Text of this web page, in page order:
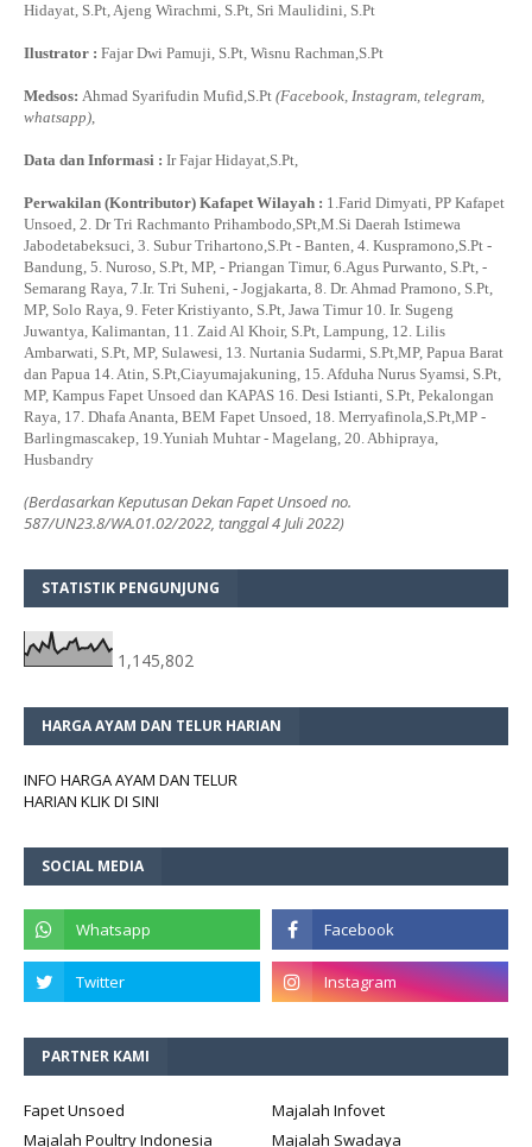
Hidayat, S.Pt, Ajeng Wirachmi, S.Pt, Sri Maulidini, S.Pt
Ilustrator : Fajar Dwi Pamuji, S.Pt, Wisnu Rachman,S.Pt
Medsos: Ahmad Syarifudin Mufid,S.Pt (Facebook, Instagram, telegram,
whatsapp),
Data dan Informasi : Ir Fajar Hidayat,S.Pt,
Perwakilan (Kontributor) Kafapet Wilayah : 1.Farid Dimyati, PP Kafapet
Unsoed, 2. Dr Tri Rachmanto Prihambodo,SPt,M.Si Daerah Istimewa
Jabodetabeksuci, 3. Subur Trihartono,S.Pt - Banten, 4. Kuspramono,S.Pt -
Bandung, 5. Nuroso, S.Pt, MP, - Priangan Timur, 6.Agus Purwanto, S.Pt, -
Semarang Raya, 7.Ir. Tri Suheni, - Jogjakarta, 8. Dr. Ahmad Pramono, S.Pt,
MP, Solo Raya, 9. Feter Kristiyanto, S.Pt, Jawa Timur 10. Ir. Sugeng
Juwantya, Kalimantan, 11. Zaid Al Khoir, S.Pt, Lampung, 12. Lilis
Ambarwati, S.Pt, MP, Sulawesi, 13. Nurtania Sudarmi, S.Pt,MP, Papua Barat
dan Papua 14. Atin, S.Pt,Ciayumajakuning, 15. Afduha Nurus Syamsi, S.Pt,
MP, Kampus Fapet Unsoed dan KAPAS 16. Desi Istianti, S.Pt, Pekalongan
Raya, 17. Dhafa Ananta, BEM Fapet Unsoed, 18. Merryafinola,S.Pt,MP -
Barlingmascakep, 19.Yuniah Muhtar - Magelang, 20. Abhipraya,
Husbandry
(Berdasarkan Keputusan Dekan Fapet Unsoed no.
587/UN23.8/WA.01.02/2022, tanggal 4 Juli 2022)
STATISTIK PENGUNJUNG
1,145,802
HARGA AYAM DAN TELUR HARIAN
INFO HARGA AYAM DAN TELUR
HARIAN KLIK DI SINI
SOCIAL MEDIA
PARTNER KAMI
Fapet Unsoed
Majalah Infovet
Majalah Poultry Indonesia
Majalah Swadaya